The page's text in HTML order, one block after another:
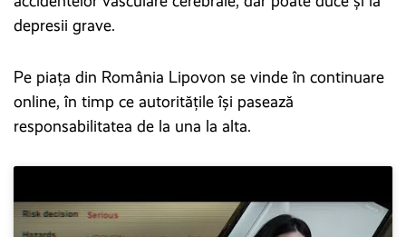
depresii grave.
Pe piața din România Lipovon se vinde în continuare
online, în timp ce autoritățile își pasează
responsabilitatea de la una la alta.